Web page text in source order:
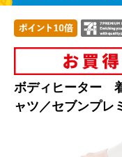
ボディヒーター
ャツ／セブンプレ